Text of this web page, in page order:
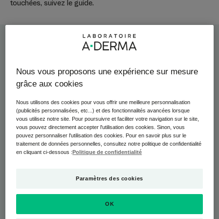
touchées, suivez le guide.
Gaspard a souvent des poussées sur
le visage, ce qui peut être très
impressionnant, d’autant que cette
zone n’étant pas protégée, il a
tendance à se gratter. J’essaie donc
d’appliquer un soin 2 fois par jour, pour
apaiser les démangeaisons.
CÉLINE, MAMAN DE GASPARD, 2 ANS.
Nous vous proposons une expérience sur mesure
grâce aux cookies
Nous utilisons des cookies pour vous offrir une meilleure personnalisation
(publicités personnalisées, etc...) et des fonctionnalités avancées lorsque
vous utilisez notre site. Pour poursuivre et faciliter votre navigation sur le site,
vous pouvez directement accepter l'utilisation des cookies. Sinon, vous
pouvez personnaliser l'utilisation des cookies. Pour en savoir plus sur le
traitement de données personnelles, consultez notre politique de confidentialité
en cliquant ci-dessous :Politique de confidentialité
Paramètres des cookies
OK